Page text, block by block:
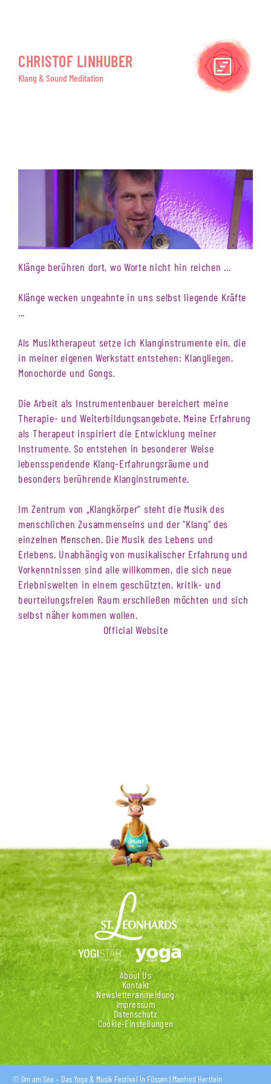
CHRISTOF LINHUBER
Klang & Sound Meditation
Klänge berühren dort, wo Worte nicht hin reichen ...
Klänge wecken ungeahnte in uns selbst liegende Kräfte
...
Als Musiktherapeut setze ich Klanginstrumente ein, die
in meiner eigenen Werkstatt entstehen: Klangliegen,
Monochorde und Gongs.
Die Arbeit als Instrumentenbauer bereichert meine
Therapie- und Weiterbildungsangebote. Meine Erfahrung
als Therapeut inspiriert die Entwicklung meiner
Instrumente. So entstehen in besonderer Weise
lebensspendende Klang-Erfahrungsräume und
besonders berührende Klanginstrumente.
Im Zentrum von „Klangkörper“ steht die Musik des
menschlichen Zusammenseins und der "Klang" des
einzelnen Menschen. Die Musik des Lebens und
Erlebens. Unabhängig von musikalischer Erfahrung und
Vorkenntnissen sind alle willkommen, die sich neue
Erlebniswelten in einem geschützten, kritik- und
beurteilungsfreien Raum erschließen möchten und sich
selbst näher kommen wollen.
Official Website
About Us
Kontakt
Newsletteranmeldung
Impressum
Datenschutz
Cookie-Einstellungen
​© Om am See – Das Yoga & Musik Festival in Füssen | Manfred Hertlein